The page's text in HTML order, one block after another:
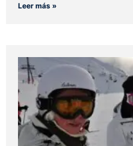
Leer más »